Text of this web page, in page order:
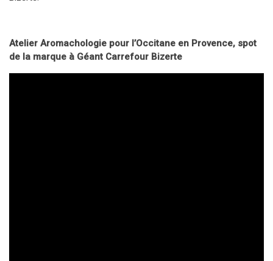
Atelier Aromachologie pour l’Occitane en Provence, spot
de la marque à Géant Carrefour Bizerte